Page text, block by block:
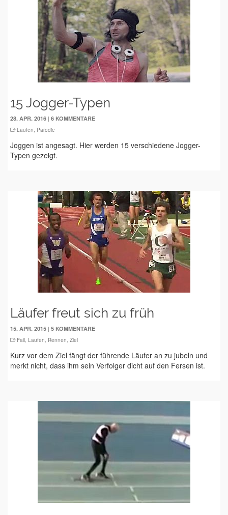
15 Jogger-Typen
28. APR. 2016 | 6 KOMMENTARE
Laufen, Parodie
Joggen ist angesagt. Hier werden 15 verschiedene Jogger-
Typen gezeigt.
Läufer freut sich zu früh
15. APR. 2015 | 5 KOMMENTARE
Fail, Laufen, Rennen, Ziel
Kurz vor dem Ziel fängt der führende Läufer an zu jubeln und
merkt nicht, dass ihm sein Verfolger dicht auf den Fersen ist.